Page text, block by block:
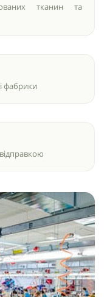
тканин та
фабрики